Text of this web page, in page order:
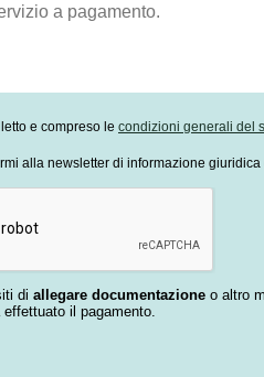
e compreso le condizioni generali del
alla newsletter di informazione
di allegare documentazione o altro
il pagamento.